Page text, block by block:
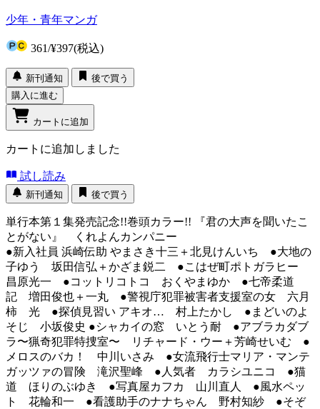
少年・青年マンガ
361/¥397(税込)
新刊通知
後で買う
購入に進む
カートに追加
カートに追加しました
試し読み
新刊通知 後で買う
単行本第１集発売記念!!巻頭カラー!! 『君の大声を聞いたこ
とがない』 くれよんカンパニー
●新入社員 浜崎伝助 やまさき十三＋北見けんいち ●大地の
子ゆう 坂田信弘＋かざま鋭二 ●こはぜ町ポトガラヒー
昌原光一 ●コットリコトコ おくやまゆか ●七帝柔道
記 増田俊也＋一丸 ●警視庁犯罪被害者支援室の女 六月
柿 光 ●探偵見習い アキオ… 村上たかし ●まどいのよ
そじ 小坂俊史 ●シャカイの窓 いとう耐 ●アブラカダブ
ラ〜猟奇犯罪特捜室〜 リチャード・ウー＋芳崎せいむ ●
メロスのバカ！ 中川いさみ ●女流飛行士マリア・マンテ
ガッツァの冒険 滝沢聖峰 ●人気者 カラシユニコ ●猫
道 ほりのぶゆき ●写真屋カフカ 山川直人 ●風水ペッ
ト 花輪和一 ●看護助手のナナちゃん 野村知紗 ●そぞ